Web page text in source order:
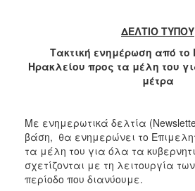
2015
ΔΗΜΟΣ
ΔΕΛΤΙΟ ΤΥΠΟΥ
Τακτική ενημέρωση από το
Ηρακλείου προς τα μέλη του
μέτρα
Με ενημερωτικά δελτία
βάση, θα ενημερώνει το
τα μέλη του για όλα τα
σχετίζονται με τη λειτουργία
περίοδο που διανύουμε.